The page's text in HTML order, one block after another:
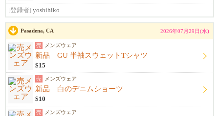
[登録者] yoshihiko
Pasadena, CA 2026年07月29日(水)
売 メンズウェア
新品 GU 半袖スウェットTシャツ
$15
売 メンズウェア
新品 白のデニムショーツ
$10
売 メンズウェア